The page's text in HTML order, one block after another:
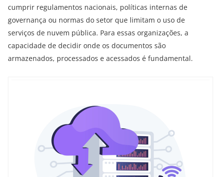
cumprir regulamentos nacionais, políticas internas de
governança ou normas do setor que limitam o uso de
serviços de nuvem pública. Para essas organizações, a
capacidade de decidir onde os documentos são
armazenados, processados e acessados é fundamental.